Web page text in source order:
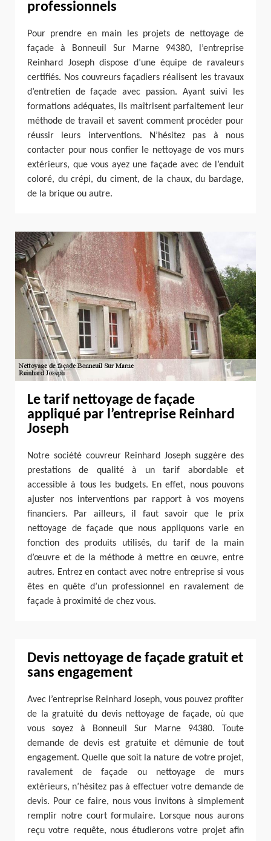
professionnels
Pour prendre en main les projets de nettoyage de
façade à Bonneuil Sur Marne 94380, l’entreprise
Reinhard Joseph dispose d’une équipe de ravaleurs
certifiés. Nos couvreurs façadiers réalisent les travaux
d’entretien de façade avec passion. Ayant suivi les
formations adéquates, ils maîtrisent parfaitement leur
méthode de travail et savent comment procéder pour
réussir leurs interventions. N’hésitez pas à nous
contacter pour nous confier le nettoyage de vos murs
extérieurs, que vous ayez une façade avec de l’enduit
coloré, du crépi, du ciment, de la chaux, du bardage,
de la brique ou autre.
Le tarif nettoyage de façade
appliqué par l’entreprise Reinhard
Joseph
Notre société couvreur Reinhard Joseph suggère des
prestations de qualité à un tarif abordable et
accessible à tous les budgets. En effet, nous pouvons
ajuster nos interventions par rapport à vos moyens
financiers. Par ailleurs, il faut savoir que le prix
nettoyage de façade que nous appliquons varie en
fonction des produits utilisés, du tarif de la main
d’œuvre et de la méthode à mettre en œuvre, entre
autres. Entrez en contact avec notre entreprise si vous
êtes en quête d’un professionnel en ravalement de
façade à proximité de chez vous.
Devis nettoyage de façade gratuit et
sans engagement
Avec l’entreprise Reinhard Joseph, vous pouvez profiter
de la gratuité du devis nettoyage de façade, où que
vous soyez à Bonneuil Sur Marne 94380. Toute
demande de devis est gratuite et démunie de tout
engagement. Quelle que soit la nature de votre projet,
ravalement de façade ou nettoyage de murs
extérieurs, n’hésitez pas à effectuer votre demande de
devis. Pour ce faire, nous vous invitons à simplement
remplir notre court formulaire. Lorsque nous aurons
reçu votre requête, nous étudierons votre projet afin